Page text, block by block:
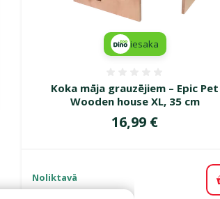
Koka māja grauzējiem – Epic Pet
Wooden house XL, 35 cm
Cena
16,99 €
iesaka
Noliktavā